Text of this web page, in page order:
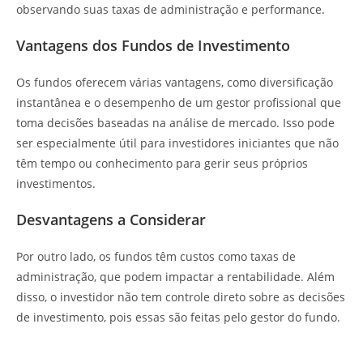
observando suas taxas de administração e performance.
Vantagens dos Fundos de Investimento
Os fundos oferecem várias vantagens, como diversificação
instantânea e o desempenho de um gestor profissional que
toma decisões baseadas na análise de mercado. Isso pode
ser especialmente útil para investidores iniciantes que não
têm tempo ou conhecimento para gerir seus próprios
investimentos.
Desvantagens a Considerar
Por outro lado, os fundos têm custos como taxas de
administração, que podem impactar a rentabilidade. Além
disso, o investidor não tem controle direto sobre as decisões
de investimento, pois essas são feitas pelo gestor do fundo.